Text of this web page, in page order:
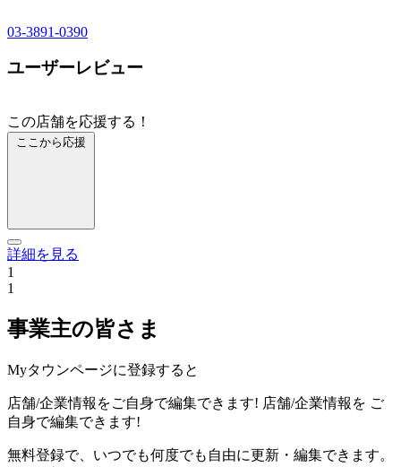
03-3891-0390
ユーザーレビュー
この店舗を応援する！
ここから応援
詳細を見る
1
1
事業主の皆さま
Myタウンページに登録すると
店舗/企業情報をご自身で編集できます! 店舗/企業情報を ご
自身で編集できます!
無料登録で、いつでも何度でも自由に更新・編集できます。